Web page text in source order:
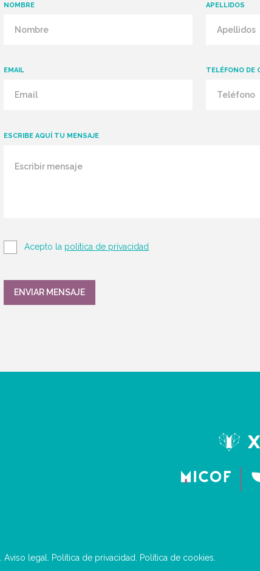
NOMBRE APELLIDOS
EMAIL TELÉFONO DE
ESCRIBE AQUÍ TU MENSAJE
Acepto la política de privacidad
ENVIAR MENSAJE
Aviso legal Política de privacidad Política de cookies